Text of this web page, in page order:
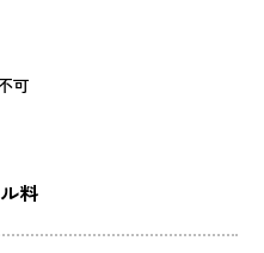
可
料